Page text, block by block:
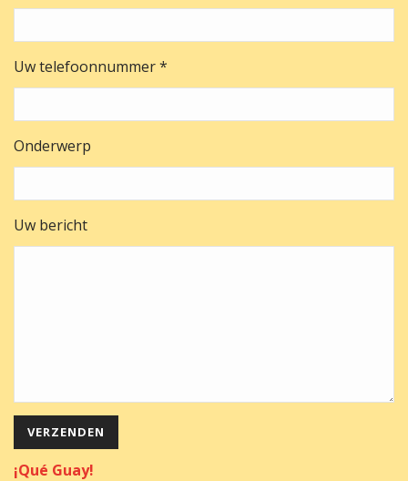
Uw telefoonnummer *
Onderwerp
Uw bericht
Gelieve dit veld leeg te laten.
¡Qué Guay!